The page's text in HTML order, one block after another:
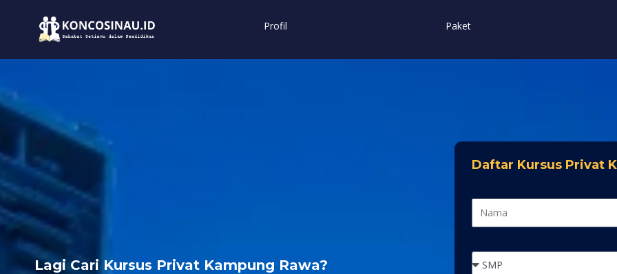
Profil Paket
Lagi Cari Kursus Privat Kampung Rawa?
Daftar Kursus Privat